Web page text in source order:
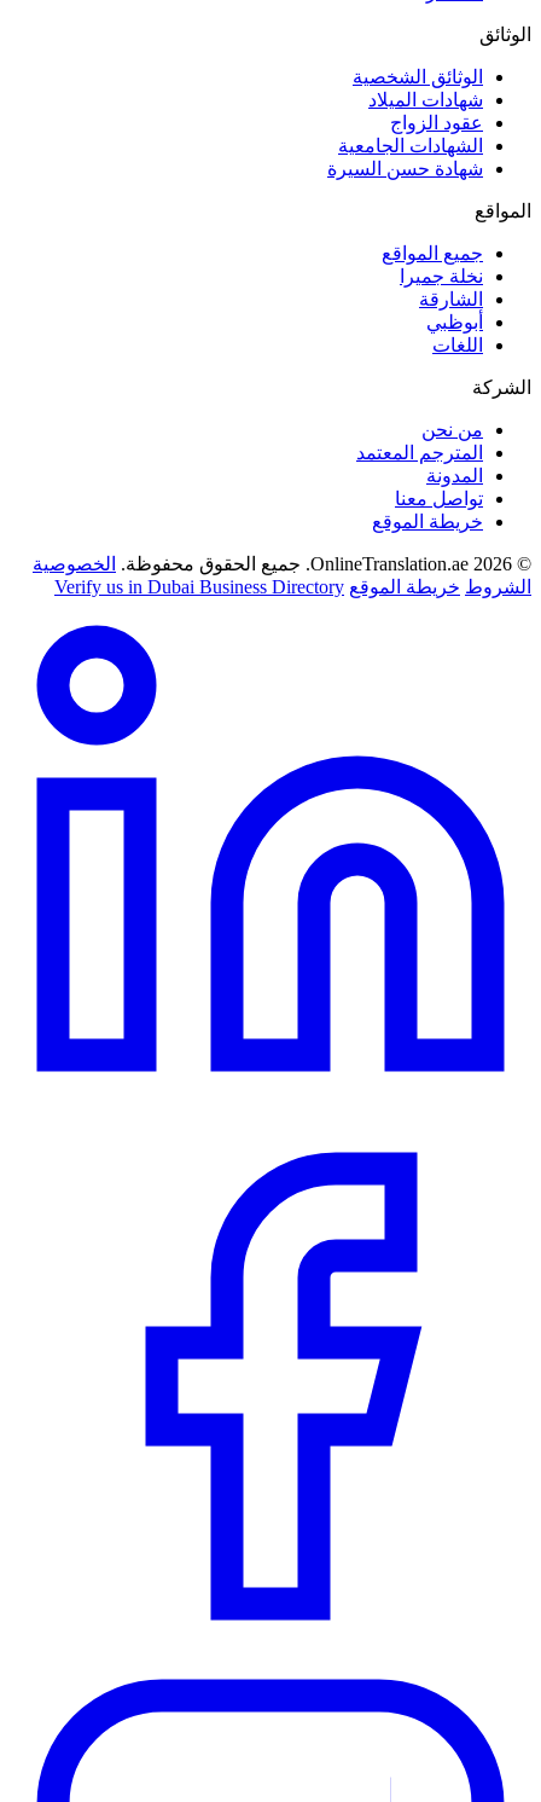
الوثائق
الوثائق الشخصية
شهادات الميلاد
عقود الزواج
الشهادات الجامعية
شهادة حسن السيرة
المواقع
جميع المواقع
نخلة جميرا
الشارقة
أبوظبي
اللغات
الشركة
من نحن
المترجم المعتمد
المدونة
تواصل معنا
خريطة الموقع
© 2026 OnlineTranslation.ae. جميع الحقوق محفوظة.
الخصوصية
الشروط خريطة الموقع Verify us in Dubai Business Directory